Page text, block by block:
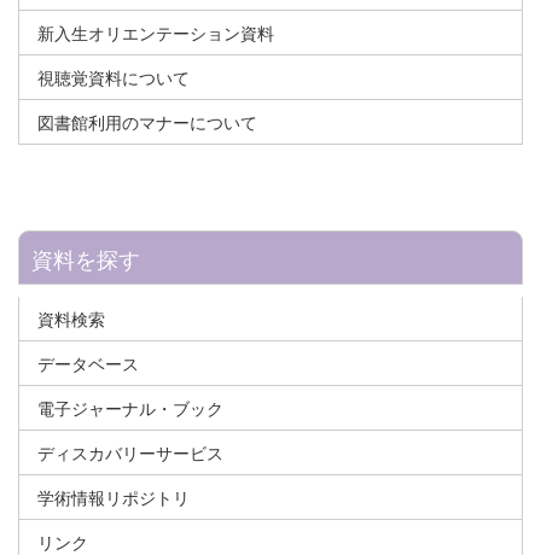
新入生オリエンテーション資料
視聴覚資料について
図書館利用のマナーについて
資料を探す
資料検索
データベース
電子ジャーナル・ブック
ディスカバリーサービス
学術情報リポジトリ
リンク